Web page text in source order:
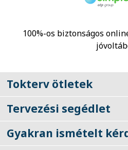
100%-os biztonságos
Tokterv ötletek
Tervezési segédlet
Gyakran ismételt